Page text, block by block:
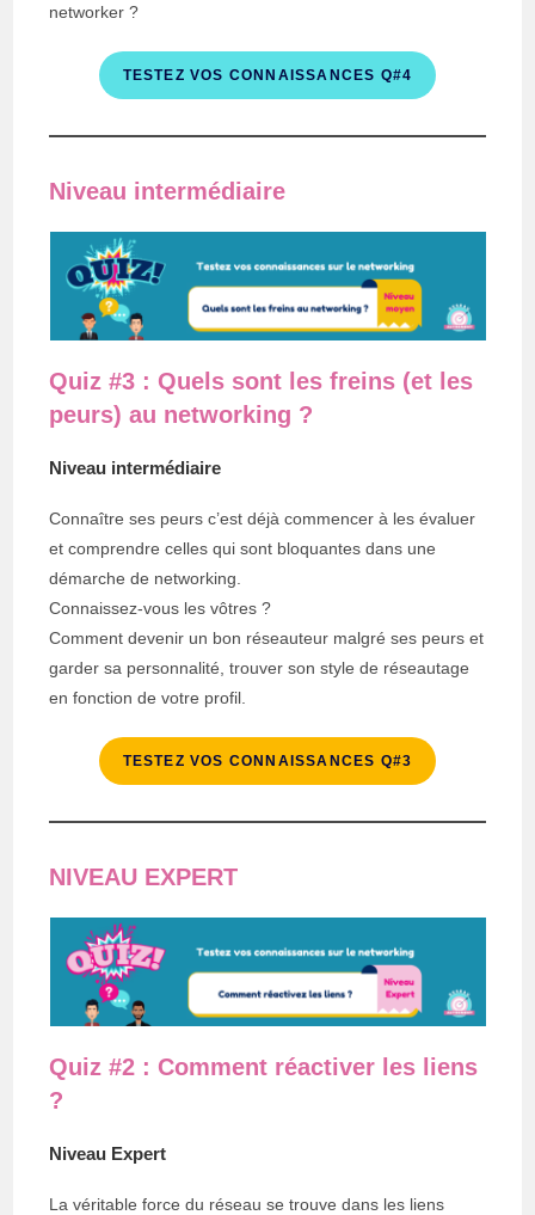
networker ?
TESTEZ VOS CONNAISSANCES Q#4
Niveau intermédiaire
Quiz #3 : Quels sont les freins (et les
peurs) au networking ?
Niveau intermédiaire
Connaître ses peurs c’est déjà commencer à les évaluer
et comprendre celles qui sont bloquantes dans une
démarche de networking.
Connaissez-vous les vôtres ?
Comment devenir un bon réseauteur malgré ses peurs et
garder sa personnalité, trouver son style de réseautage
en fonction de votre profil.
TESTEZ VOS CONNAISSANCES Q#3
NIVEAU EXPERT
Quiz #2 : Comment réactiver les liens
?
Niveau Expert
La véritable force du réseau se trouve dans les liens